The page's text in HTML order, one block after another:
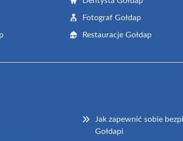
Fotograf Gołdap
Restauracje Gołdap
Jak zapewnić sobie
Gołdapi